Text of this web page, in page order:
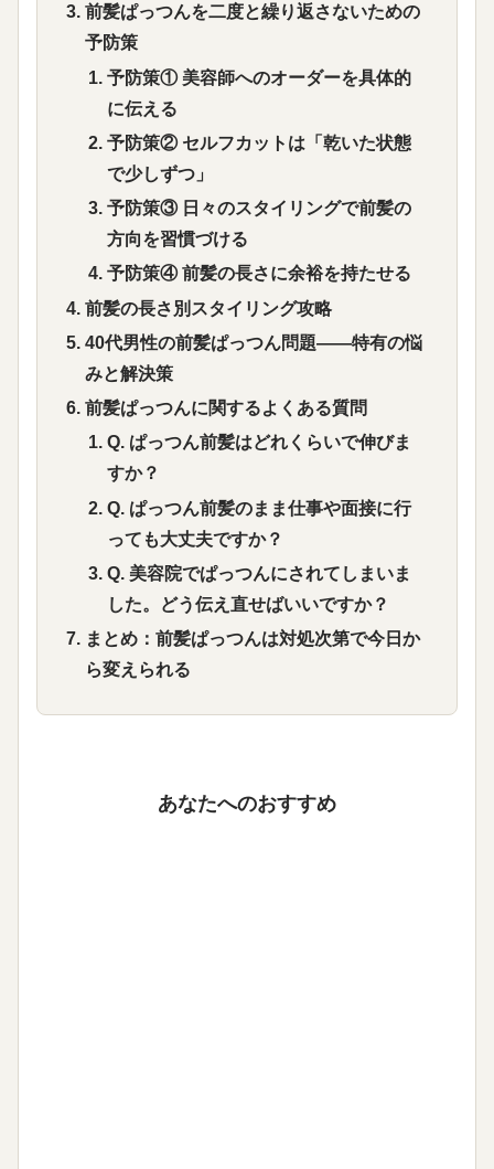
前髪ぱっつんを二度と繰り返さないための
予防策
予防策① 美容師へのオーダーを具体的
に伝える
予防策② セルフカットは「乾いた状態
で少しずつ」
予防策③ 日々のスタイリングで前髪の
方向を習慣づける
予防策④ 前髪の長さに余裕を持たせる
前髪の長さ別スタイリング攻略
40代男性の前髪ぱっつん問題——特有の悩
みと解決策
前髪ぱっつんに関するよくある質問
Q. ぱっつん前髪はどれくらいで伸びま
すか？
Q. ぱっつん前髪のまま仕事や面接に行
っても大丈夫ですか？
Q. 美容院でぱっつんにされてしまいま
した。どう伝え直せばいいですか？
まとめ：前髪ぱっつんは対処次第で今日か
ら変えられる
あなたへのおすすめ